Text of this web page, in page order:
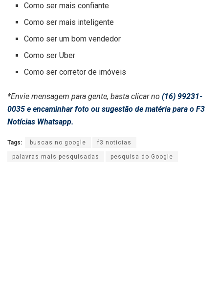
Como ser mais confiante
Como ser mais inteligente
Como ser um bom vendedor
Como ser Uber
Como ser corretor de imóveis
*Envie mensagem para gente, basta clicar no (16) 99231-
0035 e encaminhar foto ou sugestão de matéria para o F3
Notícias Whatsapp.
Tags: buscas no google f3 noticias
palavras mais pesquisadas pesquisa do Google